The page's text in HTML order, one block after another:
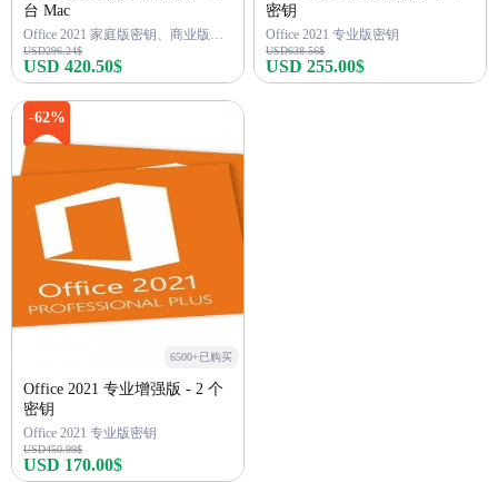
台 Mac
Office 2021 家庭版密钥、商业版密钥
USD296.24$
USD 420.50$
密钥
Office 2021 专业版密钥
USD638.56$
USD 255.00$
-62%
6500+已购买
Office 2021 专业增强版 - 2 个
密钥
Office 2021 专业版密钥
USD450.99$
USD 170.00$